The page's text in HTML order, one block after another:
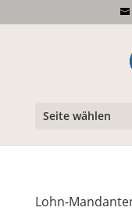
Seite wählen
Lohn-